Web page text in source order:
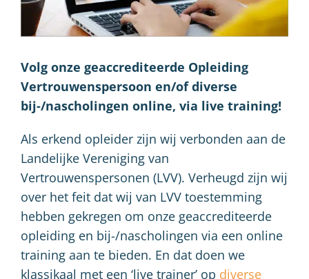
Volg onze geaccrediteerde Opleiding
Vertrouwenspersoon en/of diverse
bij-/nascholingen online, via live training!
Als erkend opleider zijn wij verbonden aan de
Landelijke Vereniging van
Vertrouwenspersonen (LVV). Verheugd zijn wij
over het feit dat wij van LVV toestemming
hebben gekregen om onze geaccrediteerde
opleiding en bij-/nascholingen via een online
training aan te bieden. En dat doen we
klassikaal met een ‘live trainer’ op diverse